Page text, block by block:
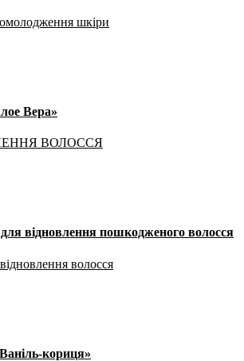
шкіри
Вера»
ВОЛОССЯ
відновлення пошкодженого волосся
волосся
кориця»